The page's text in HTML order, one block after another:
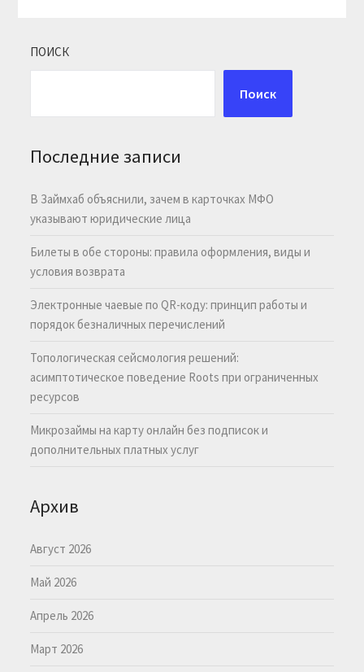
ПОИСК
Поиск
Последние записи
В Займхаб объяснили, зачем в карточках МФО
указывают юридические лица
Билеты в обе стороны: правила оформления, виды и
условия возврата
Электронные чаевые по QR-коду: принцип работы и
порядок безналичных перечислений
Топологическая сейсмология решений:
асимптотическое поведение Roots при ограниченных
ресурсов
Микрозаймы на карту онлайн без подписок и
дополнительных платных услуг
Архив
Август 2026
Май 2026
Апрель 2026
Март 2026